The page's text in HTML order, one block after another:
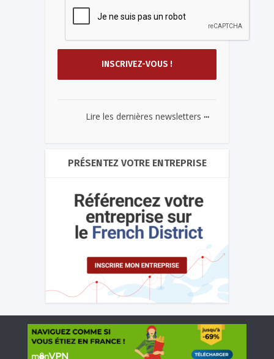
Lire les dernières newsletters ...
PRÉSENTEZ VOTRE ENTREPRISE